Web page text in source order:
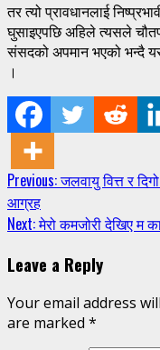
तर त्यो प्रावधानलाई
घुसाइएपछि अहिले त्यसले
संसदको अपमान भएको भन्दै
।
Continue
Reading
Previous:जलवायु वित्त र
आग्रह
Next:मेरो कमजोरी देखिए म
Leave a Reply
Your email address
are marked *